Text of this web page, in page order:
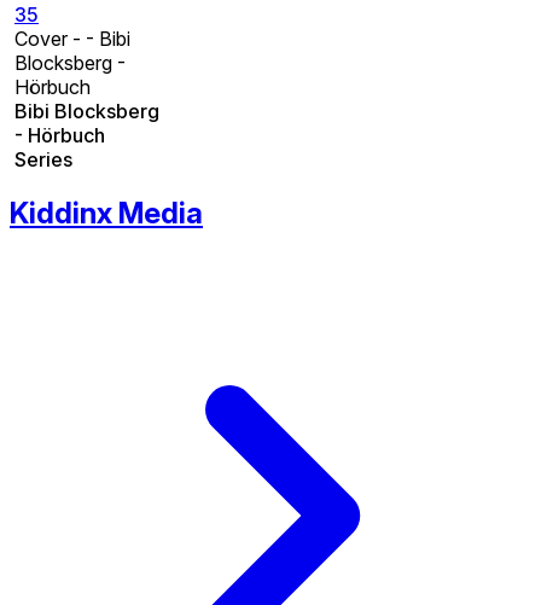
35
Cover - - Bibi
Blocksberg -
Hörbuch
Bibi Blocksberg
- Hörbuch
Series
Kiddinx Media